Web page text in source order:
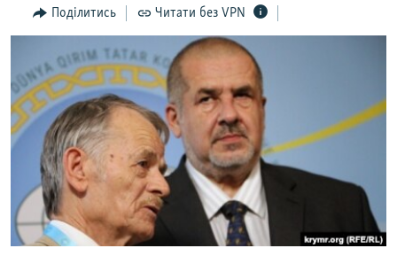
Перейти
до
ПОГЛЯД
ВСЕ ЗА ДЕНЬ
СПЕЦПРОЕКТИ
ДЕПОРТАЦІЯ
ВІДЕОУРОКИ «ELIFBE»
СВІДЧЕННЯ ОКУПАЦІЇ
УКРАЇНСЬКА ПРОБЛЕМА КРИМУ
ЯК ОБІЙТИ БЛОКУВАННЯ
Русский
Qırımtatar
Поділитись Читати без VPN